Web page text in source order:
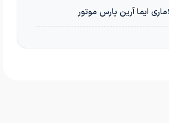
ایما آرین پارس موتور